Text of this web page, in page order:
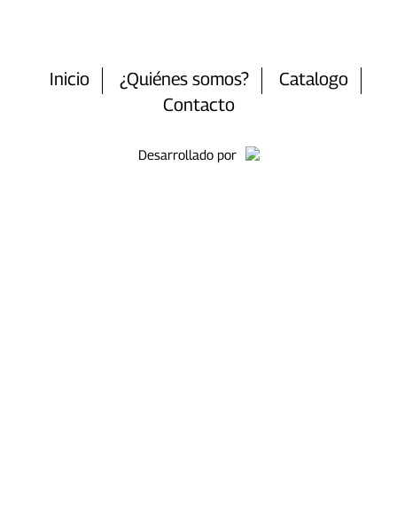
Inicio ¿Quiénes somos?
Catalogo
Contacto
Desarrollado por